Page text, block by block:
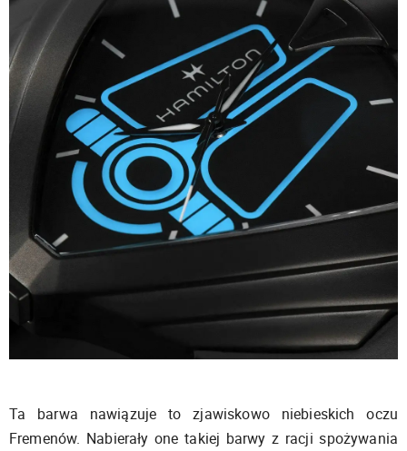
Ta barwa nawiązuje to zjawiskowo niebieskich oczu
Fremenów. Nabierały one takiej barwy z racji spożywania